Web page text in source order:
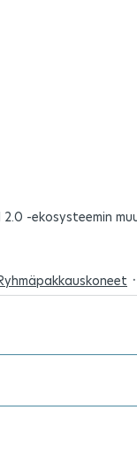
2.0 -ekosysteemin
Ryhmäpakkauskoneet